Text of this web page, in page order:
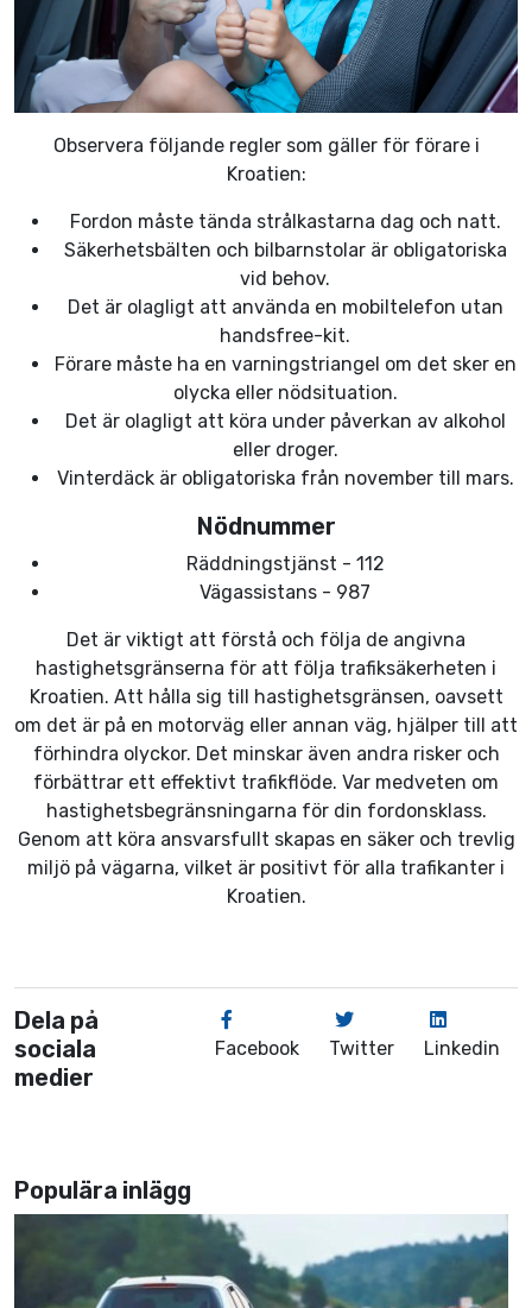
Observera följande regler som gäller för förare i
Kroatien:
Fordon måste tända strålkastarna dag och natt.
Säkerhetsbälten och bilbarnstolar är obligatoriska
vid behov.
Det är olagligt att använda en mobiltelefon utan
handsfree-kit.
Förare måste ha en varningstriangel om det sker en
olycka eller nödsituation.
Det är olagligt att köra under påverkan av alkohol
eller droger.
Vinterdäck är obligatoriska från november till mars.
Nödnummer
Räddningstjänst - 112
Vägassistans - 987
Det är viktigt att förstå och följa de angivna
hastighetsgränserna för att följa trafiksäkerheten i
Kroatien. Att hålla sig till hastighetsgränsen, oavsett
om det är på en motorväg eller annan väg, hjälper till att
förhindra olyckor. Det minskar även andra risker och
förbättrar ett effektivt trafikflöde. Var medveten om
hastighetsbegränsningarna för din fordonsklass.
Genom att köra ansvarsfullt skapas en säker och trevlig
miljö på vägarna, vilket är positivt för alla trafikanter i
Kroatien.
Dela på
sociala
medier
Facebook Twitter Linkedin
Populära inlägg